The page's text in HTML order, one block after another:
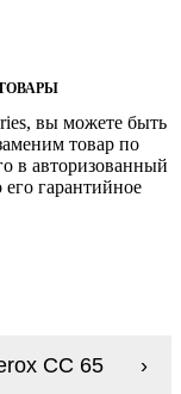
вы можете быть
товар по
в авторизованный
гарантийное
CC 65